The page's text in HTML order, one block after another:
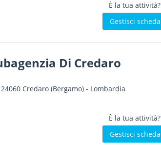
È la tua attività?
Gestisci scheda
Di Credaro
24060 Credaro(Bergamo) - Lombardia
È la tua attività?
Gestisci scheda